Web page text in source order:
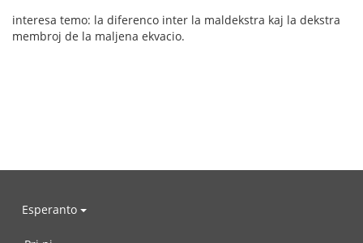
interesa temo: la diferenco inter la maldekstra kaj la dekstra
membroj de la maljena ekvacio.
Esperanto